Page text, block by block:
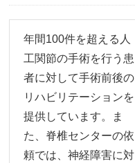
年間100件を超える人
工関節の手術を行う患
者に対して手術前後の
リハビリテーションを
提供しています。ま
た、脊椎センターの依
頼では、神経障害に対